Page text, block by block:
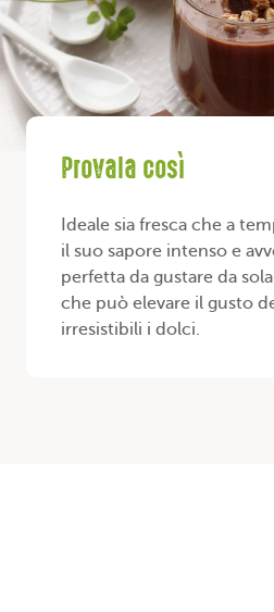
Provala così
Ideale sia fresca che a
il suo sapore intenso e
perfetta da gustare da
che può elevare il gusto
irresistibili i dolci.